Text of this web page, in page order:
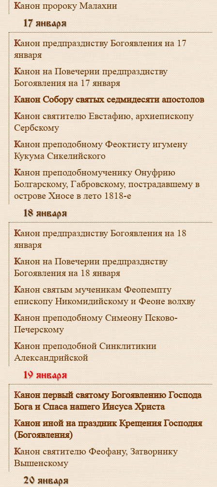
Канон пророку Малахии
17 января
Канон предпразднству Богоявления на 17
января
Канон на Повечерии предпразднству
Богоявления на 17 января
Канон Собору святых седмидесяти апостолов
Канон святителю Евстафию, архиепископу
Сербскому
Канон преподобному Феоктисту игумену
Кукума Сикелийского
Канон преподобномученику Онуфрию
Болгарскому, Габровскому, пострадавшему в
острове Хиосе в лето 1818-е
18 января
Канон предпразднству Богоявления на 18
января
Канон на Повечерии предпразднству
Богоявления на 18 января
Канон святым мученикам Феопемпту
епископу Никомидийскому и Феоне волхву
Канон преподобному Симеону Псково-
Печерскому
Канон преподобной Синклитикии
Александрийской
19 января
Канон первый святому Богоявлению Господа
Бога и Спаса нашего Иисуса Христа
Канон иной на праздник Крещения Господня
(Богоявления)
Канон святителю Феофану, Затворнику
Вышенскому
20 января